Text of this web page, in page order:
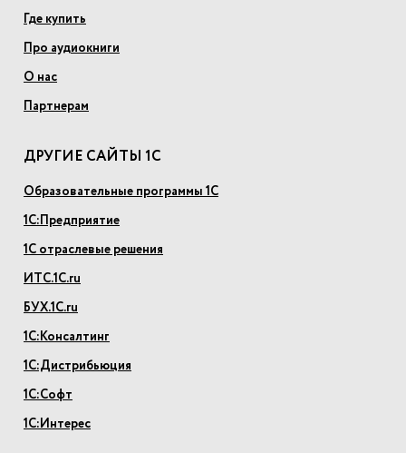
Где купить
Про аудиокниги
О нас
Партнерам
ДРУГИЕ САЙТЫ 1С
Образовательные программы 1С
1С:Предприятие
1С отраслевые решения
ИТС.1С.ru
БУХ.1С.ru
1С:Консалтинг
1С:Дистрибьюция
1С:Софт
1С:Интерес